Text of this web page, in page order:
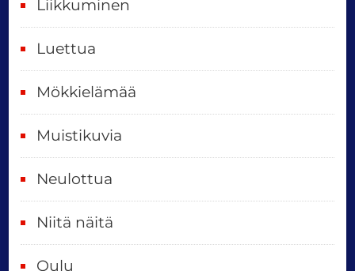
ä
ä
t
Liikkuminen
Luettua
Mökkielämää
Muistikuvia
Neulottua
Niitä näitä
Oulu